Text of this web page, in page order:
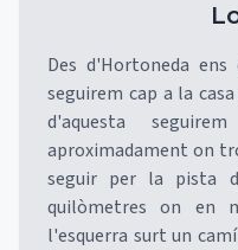
Des d'Hortoneda
seguirem cap a la
d'aquesta
aproximadament on
seguir per la pista
quilòmetres on en
l'esquerra surt un